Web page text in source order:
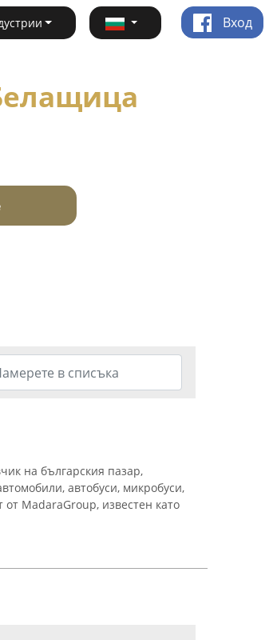
Вход
на българския пазар,
автобуси, микробуси,
MadaraGroup, известен като